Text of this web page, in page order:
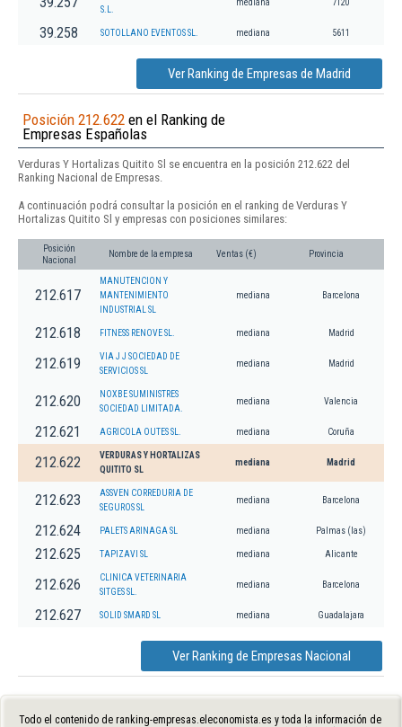
S.L.
mediana 7120
39.258 SOTOLLANO EVENTOS SL. mediana 5611
Ver Ranking de Empresas de Madrid
Posición 212.622 en el Ranking de
Empresas Españolas
Verduras Y Hortalizas Quitito Sl se encuentra en la posición 212.622 del
Ranking Nacional de Empresas.
A continuación podrá consultar la posición en el ranking de Verduras Y
Hortalizas Quitito Sl y empresas con posiciones similares:
Posición
Nacional
Nombre de la empresa Ventas (€) Provincia
212.617
MANUTENCION Y
MANTENIMIENTO
INDUSTRIAL SL
mediana Barcelona
212.618 FITNESS RENOVE SL. mediana Madrid
212.619
VIA J J SOCIEDAD DE
SERVICIOS SL
mediana Madrid
212.620
NOXBE SUMINISTRES
SOCIEDAD LIMITADA.
mediana Valencia
212.621 AGRICOLA OUTES SL. mediana Coruña
212.622
VERDURAS Y HORTALIZAS
QUITITO SL
mediana Madrid
212.623
ASSVEN CORREDURIA DE
SEGUROS SL
mediana Barcelona
212.624 PALETS ARINAGA SL mediana Palmas (las)
212.625 TAPIZAVI SL mediana Alicante
212.626
CLINICA VETERINARIA
SITGES SL.
mediana Barcelona
212.627 SOLID SMARD SL mediana Guadalajara
Ver Ranking de Empresas Nacional
Todo el contenido de ranking-empresas.eleconomista.es y toda la información de